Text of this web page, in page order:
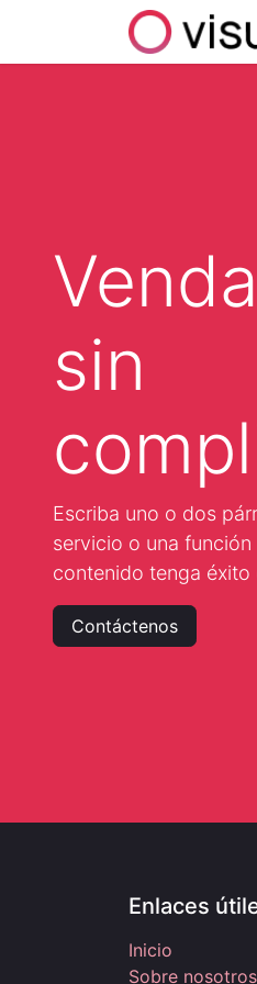
sin
Escriba uno o dos
servicio o una
contenido tenga éxito
Contáctenos
Enlaces
Inicio
Sobre nosotros